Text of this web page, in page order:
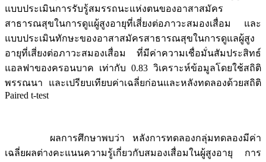
แบบประเมินการรับรู้สมรรถนะแห่งตนของอาสาสมัคร
สาธารณสุขในการดูแผู้สูงอายุที่เสี่ยงต่อภาวะสมองเสื่อม และ
แบบประเมินทักษะของอาสาสมัครสาธารณสุขในการดูแลผู้สูง
อายุที่เสี่ยงต่อภาวะสมองเสื่อม ที่มีค่าความเชื่อมั่นสัมประสิทธ์
แอลฟาของครอนบาค เท่ากับ 0.83 วิเคราะห์ข้อมูลโดยใช้สถิติ
พรรณนา และเปรียบเทียบค่าเฉลี่ยก่อนและหลังทดลองด้วยสถิติ
Paired t-test
ผลการศึกษาพบว่า หลังการทดลองกลุ่มทดลองมีค่า
เฉลี่ยผลต่างคะแนนความรู้เกี่ยวกับสมองเสื่อมในผู้สูงอายุ การ